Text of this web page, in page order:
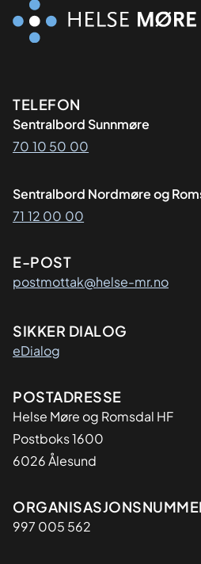
TELEFON
Sentralbord Sunnmøre
70 10 50 00
Sentralbord Nordmøre og
71 12 00 00
E-POST
postmottak@helse-mr.no
SIKKER DIALOG
eDialog
Adresse
POSTADRESSE
Helse Møre og Romsdal HF
Postboks 1600
6026 Ålesund
Organisasjon
997 005 562